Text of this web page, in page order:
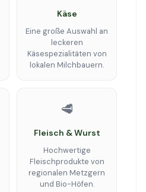
Käse
Eine große Auswahl an
leckeren
Käsespezialitäten von
lokalen Milchbauern.
🥩
Fleisch & Wurst
Hochwertige
Fleischprodukte von
regionalen Metzgern
und Bio-Höfen.